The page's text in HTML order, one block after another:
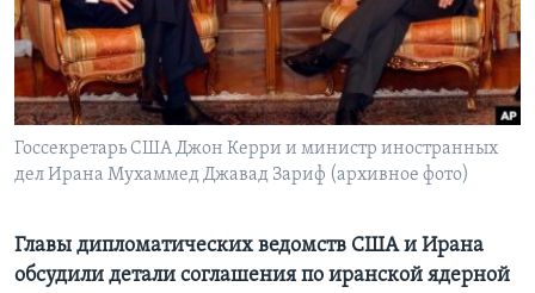
Learning English
СОЦИАЛЬНЫЕ СЕТИ
Госсекретарь США Джон Керри и министр иностранных
дел Ирана Мухаммед Джавад Зариф (архивное фото)
Главы дипломатических ведомств США и Ирана
обсудили детали соглашения по иранской ядерной